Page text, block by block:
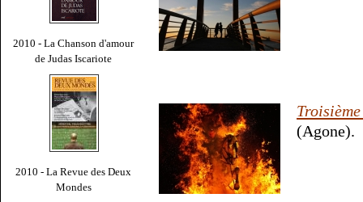
2010 - La Chanson d'amour
de Judas Iscariote
2010 - La Revue des Deux
Mondes
(Agone).